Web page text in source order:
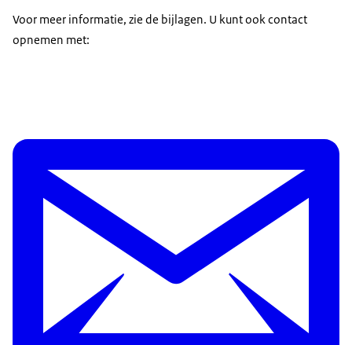
Voor meer informatie, zie de bijlagen. U kunt ook contact
opnemen met: